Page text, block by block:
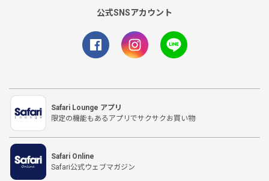
公式SNSアカウント
Safari Lounge アプリ
限定の機能もあるアプリでサクサクお買い物
Safari Online
Safari公式ウェブマガジン